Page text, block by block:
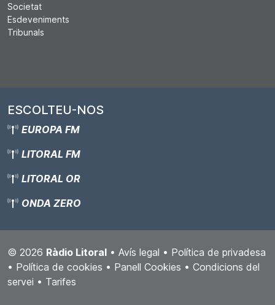
Societat
Esdeveniments
Tribunals
ESCOLTEU-NOS
EUROPA FM
LITORAL FM
LITORAL OR
ONDA ZERO
© 2026 Ràdio Litoral • Avís legal • Política de privadesa
• Política de cookies • Panell Cookies • Condicions del
servei • Tarifes